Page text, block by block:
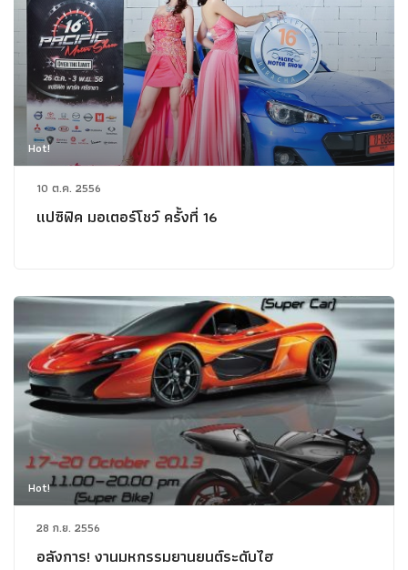
Hot!
10 ต.ค. 2556
แปซิฟิค มอเตอร์โชว์ ครั้งที่ 16
Hot!
28 ก.ย. 2556
อลังการ! งานมหกรรมยานยนต์ระดับไฮ